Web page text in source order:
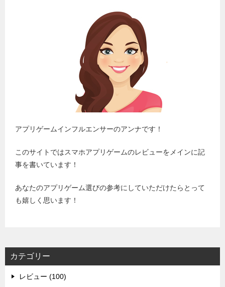
アプリゲームインフルエンサーのアンナです！
このサイトではスマホアプリゲームのレビューをメインに記
事を書いています！
あなたのアプリゲーム選びの参考にしていただけたらとって
も嬉しく思います！
カテゴリー
レビュー (100)